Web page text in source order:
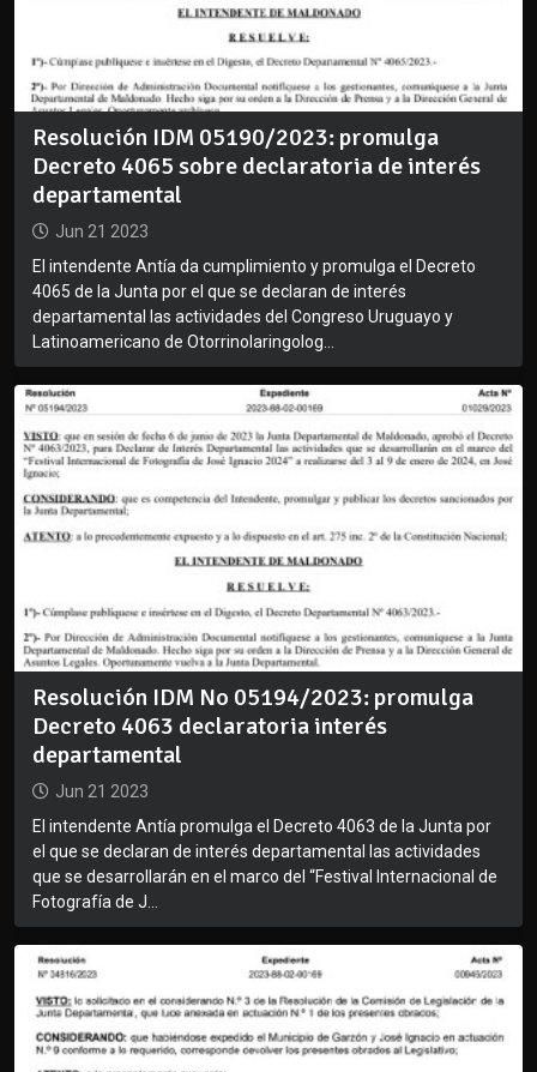
Resolución IDM 05190/2023: promulga
Decreto 4065 sobre declaratoria de interés
departamental
Jun 21 2023
El intendente Antía da cumplimiento y promulga el Decreto
4065 de la Junta por el que se declaran de interés
departamental las actividades del Congreso Uruguayo y
Latinoamericano de Otorrinolaringolog...
Resolución IDM No 05194/2023: promulga
Decreto 4063 declaratoria interés
departamental
Jun 21 2023
El intendente Antía promulga el Decreto 4063 de la Junta por
el que se declaran de interés departamental las actividades
que se desarrollarán en el marco del “Festival Internacional de
Fotografía de J...